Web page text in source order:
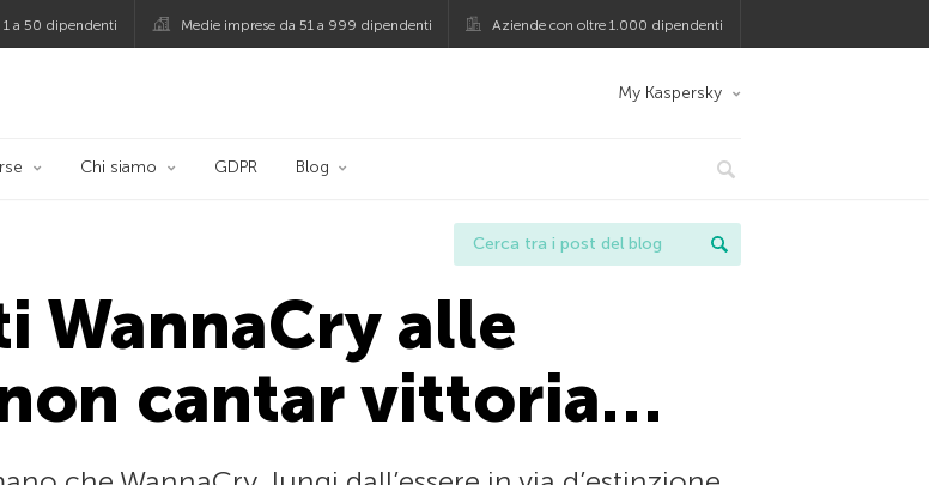
1 a 50 dipendenti Medie imprese da 51 a 999 dipendenti Aziende con oltre 1.000 dipendenti
My Kaspersky
Chi siamo GDPR Blog
WannaCry alle
cantar vittoria…